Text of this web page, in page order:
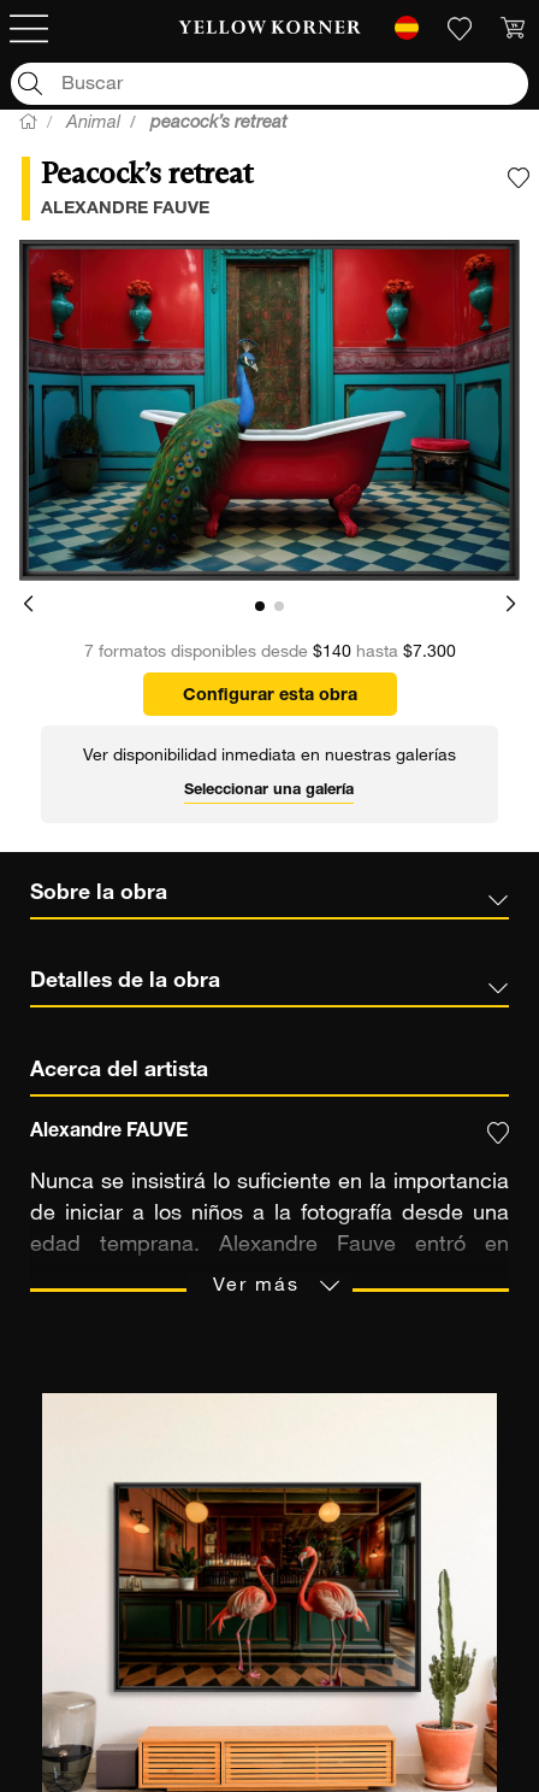
Animal peacock’s retreat
Peacock’s retreat
ALEXANDRE FAUVE
7 formatos disponibles desde $140hasta $7.300
Configurar esta obra
Ver disponibilidad inmediata en nuestras galerías
Seleccionar una galería
Sobre la obra
Detalles de la obra
Acerca del artista
Alexandre FAUVE
Nunca se insistirá lo suficiente en la importancia
de iniciar a los niños a la fotografía desde una
edad temprana. Alexandre Fauve entró en
contacto con la fotografía y se aficionó a ella en
también fue una fuente de inspiración: modista
de profesión, le recibía a menudo en su taller. De
ella sacó su gusto por la moda y el diseño...
influencias que hoy encontramos en sus
fotografías. Utilizando la técnica, además del
arte, opta por introducir animales salvajes en los
interiores de las villas más lujosas para, según
él, "explorar la relación entre la sociedad, la
naturaleza y la moda" ¡Todo ello con, por
supuesto, un toque de humor!
Ver más